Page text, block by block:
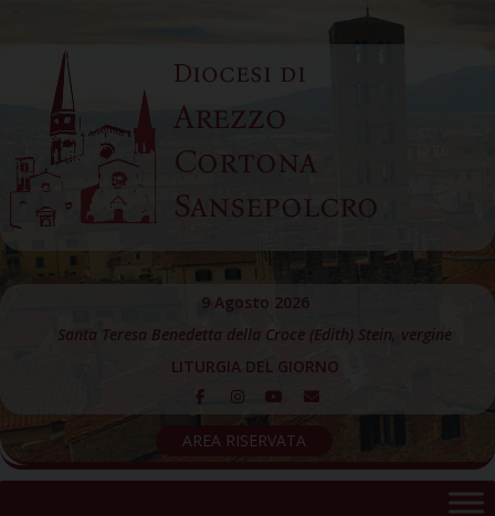
content
Diocesi di
Arezzo
Cortona
Sansepolcro
9 Agosto 2026
Santa Teresa Benedetta della Croce (Edith) Stein, vergine
LITURGIA DEL GIORNO
AREA RISERVATA